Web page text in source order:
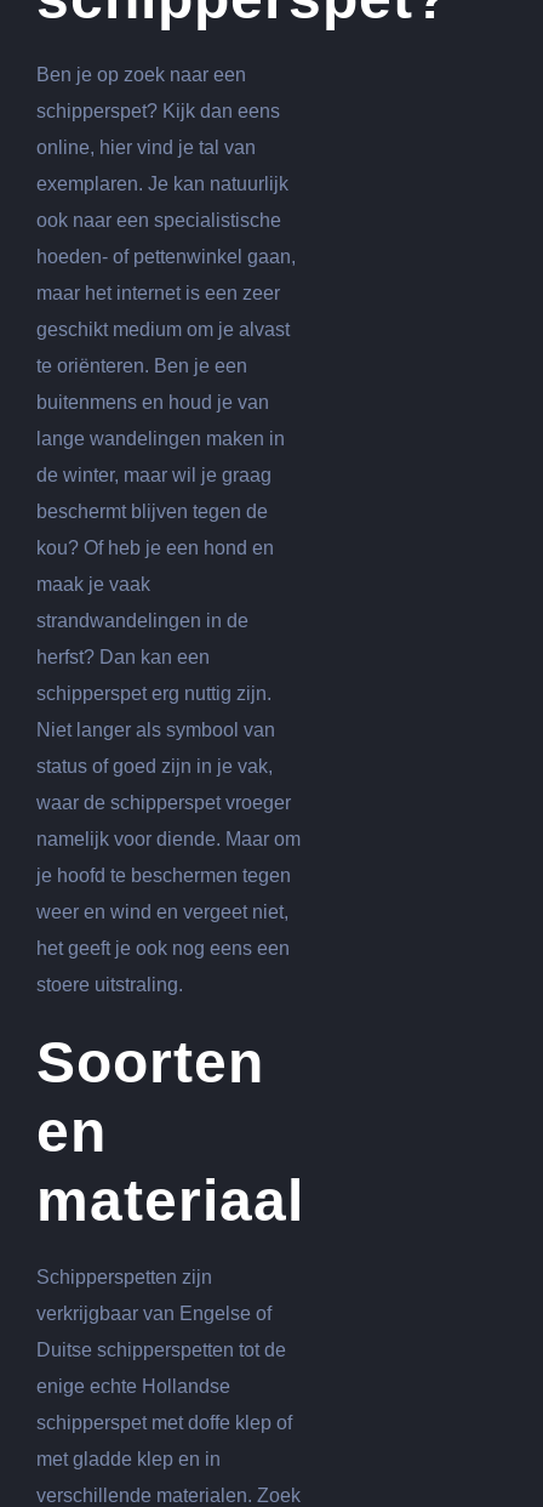
Ben je op zoek naar een
schipperspet? Kijk dan eens
online, hier vind je tal van
exemplaren. Je kan natuurlijk
ook naar een specialistische
hoeden- of pettenwinkel gaan,
maar het internet is een zeer
geschikt medium om je alvast
te oriënteren. Ben je een
buitenmens en houd je van
lange wandelingen maken in
de winter, maar wil je graag
beschermt blijven tegen de
kou? Of heb je een hond en
maak je vaak
strandwandelingen in de
herfst? Dan kan een
schipperspet erg nuttig zijn.
Niet langer als symbool van
status of goed zijn in je vak,
waar de schipperspet vroeger
namelijk voor diende. Maar om
je hoofd te beschermen tegen
weer en wind en vergeet niet,
het geeft je ook nog eens een
stoere uitstraling.
Soorten
en
materiaal
Schipperspetten zijn
verkrijgbaar van Engelse of
Duitse schipperspetten tot de
enige echte Hollandse
schipperspet met doffe klep of
met gladde klep en in
verschillende materialen. Zoek